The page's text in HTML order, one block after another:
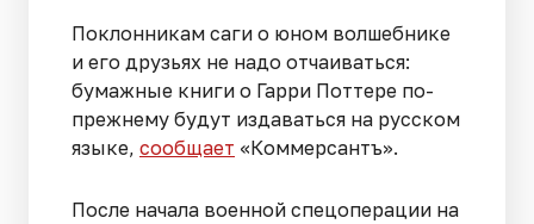
Поклонникам саги о юном волшебнике
и его друзьях не надо отчаиваться:
бумажные книги о Гарри Поттере по-
прежнему будут издаваться на русском
языке, сообщает «Коммерсантъ».
После начала военной спецоперации на